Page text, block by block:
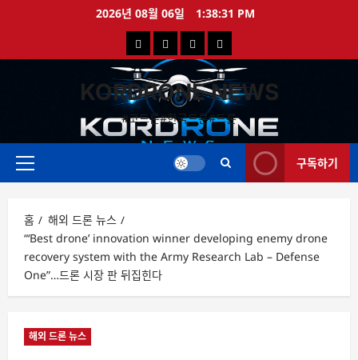
로
2026년 08월 06일 1:38:32 PM
국
내
드
론
뉴
해
외
드
론
뉴
드
영
상
드
론
특
가
KORDRONE NEWS
#코드론#한국드론#드론
주
구독하기
홈
해외 드론 뉴스
“‘Best drone’ innovation winner developing enemy drone
recovery system with the Army Research Lab – Defense
One”…드론 시장 판 뒤집힌다
해외 드론 뉴스